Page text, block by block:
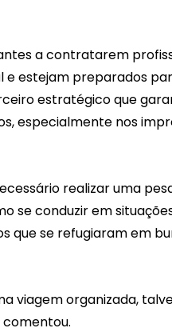
a contratarem
estejam preparados
estratégico que
especialmente nos
realizar uma
se conduzir em
que se refugiaram em
viagem organizada,